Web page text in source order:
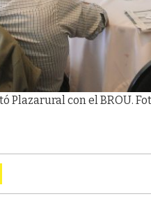
Plazarural con el BROU.